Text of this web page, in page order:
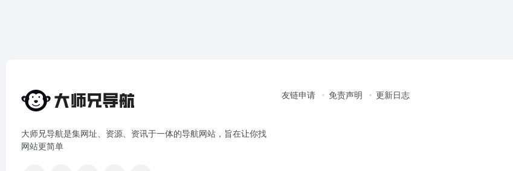
大师兄导航是集网址、资源、资讯于一体的导航网站，旨在让你找
网站更简单
友链申请 免责声明 更新日志